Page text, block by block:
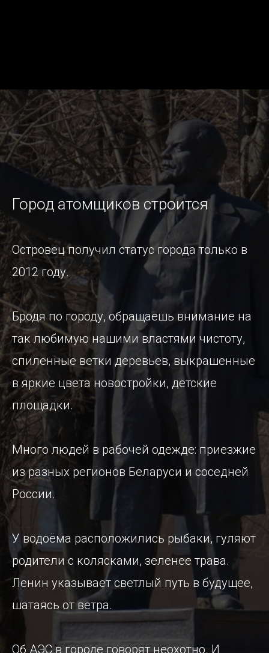
Город атомщиков строится
Островец получил статус города только в
2012 году.
Бродя по городу, обращаешь внимание на
так любимую нашими властями чистоту,
спиленные ветки деревьев, выкрашенные
в яркие цвета новостройки, детские
площадки.
Много людей в рабочей одежде: приезжие
из разных регионов Беларуси и соседней
России.
У водоёма расположились рыбаки, гуляют
родители с колясками, зеленее трава.
Ленин указывает светлый путь в будущее,
шатаясь от ветра.
Об АЭС в городе говорят неохотно. И